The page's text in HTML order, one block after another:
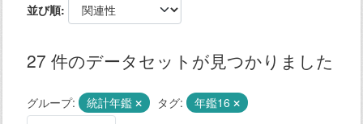
並び順
27 件のデータセットが見つかりました
グループ: 統計年鑑 タグ:
年鑑16